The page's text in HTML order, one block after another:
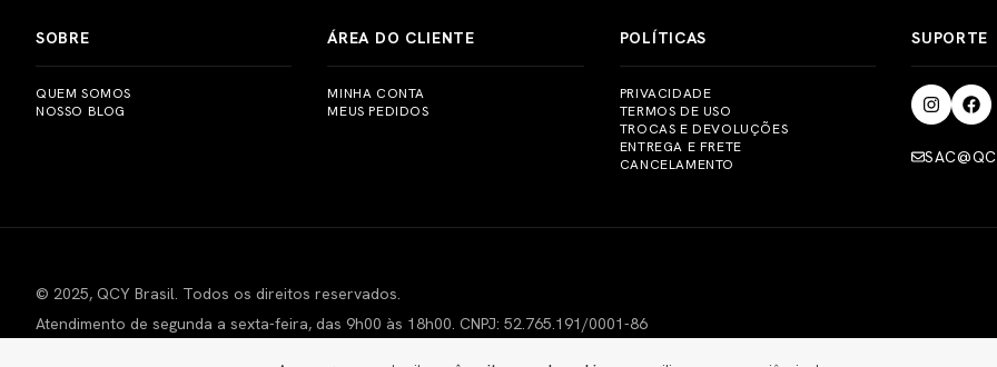
SOBRE
QUEM SOMOS
NOSSO BLOG
ÁREA DO CLIENTE
MINHA CONTA
MEUS PEDIDOS
POLÍTICAS
PRIVACIDADE
TERMOS DE USO
TROCAS E DEVOLUÇÕES
ENTREGA E FRETE
CANCELAMENTO
SUPORTE
© 2025, QCY Brasil. Todos os direitos reservados.
Atendimento de segunda a sexta-feira, das 9h00 às 18h00. CNPJ: 52.765.191/0001-86